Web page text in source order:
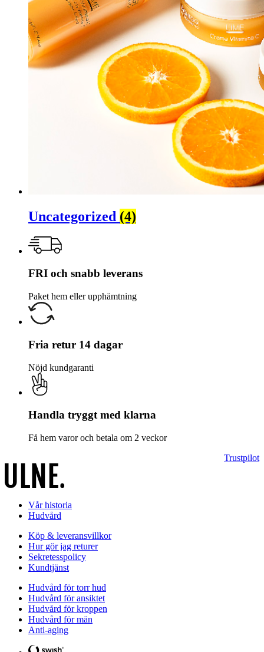
Uncategorized (4)
FRI och snabb leverans
Paket hem eller upphämtning
Fria retur 14 dagar
Nöjd kundgaranti
Handla tryggt med klarna
Få hem varor och betala om 2 veckor
Trustpilot
Vår historia
Hudvård
Köp & leveransvillkor
Hur gör jag returer
Sekretesspolicy
Kundtjänst
Hudvård för torr hud
Hudvård för ansiktet
Hudvård för kroppen
Hudvård för män
Anti-aging